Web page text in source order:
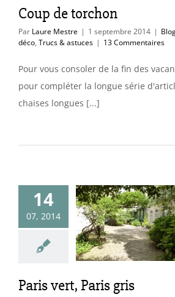
Coup de torchon
Par Laure Mestre | 1 septembre 2014 |
déco, Trucs & astuces | 13 Commentaires
Pour vous consoler de la fin des
pour compléter la longue série
chaises longues [...]
14
07, 2014
Paris gris
Jardin
Paris vert, Paris gris